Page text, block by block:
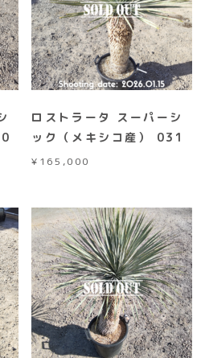
ロストラータ スーパーシ
ック（メキシコ産） 031
¥ 165,000